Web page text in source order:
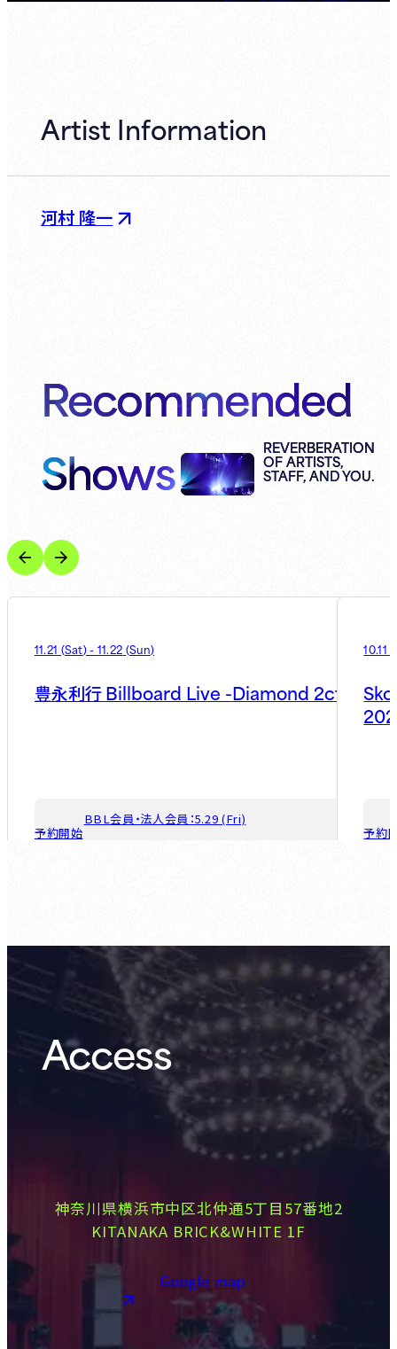
Artist Information
河村 隆一
Recommended
Shows
REVERBERATION
OF ARTISTS,
STAFF, AND YOU.
11.21 (Sat)- 11.22 (Sun)
豊永利行Billboard Live -Diamond 2ct-
予約開始
BBL会員・法人会員：5.29 (Fri)
10.11
予約
Access
神奈川県横浜市中区北仲通5丁目57番地2
KITANAKA BRICK&WHITE 1F
Google map